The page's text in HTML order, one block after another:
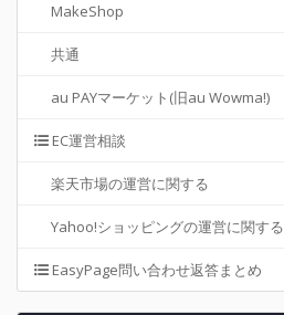
MakeShop
共通
au PAYマーケット(旧au Wowma!)
EC運営相談
楽天市場の運営に関する
Yahoo!ショッピングの運営に関する
EasyPage問い合わせ返答まとめ